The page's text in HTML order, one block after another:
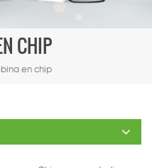
CHIP
en chip